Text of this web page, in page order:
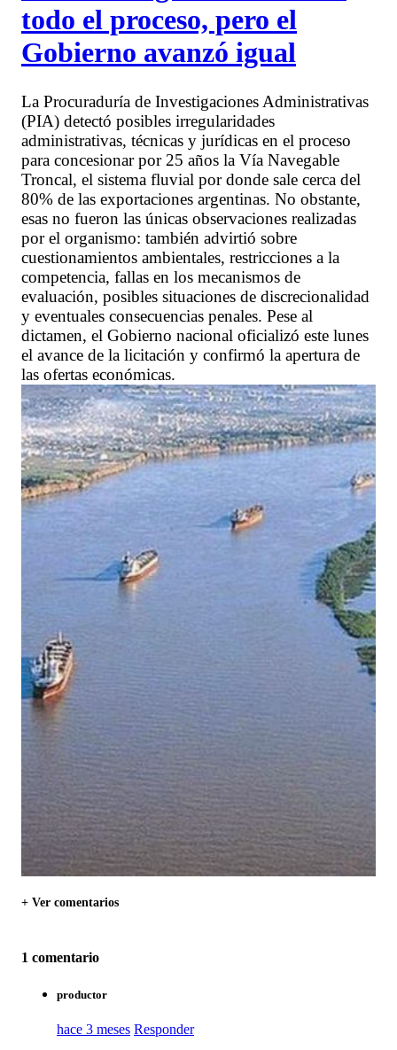
todo el proceso, pero el
Gobierno avanzó igual
La Procuraduría de Investigaciones Administrativas
(PIA) detectó posibles irregularidades
administrativas, técnicas y jurídicas en el proceso
para concesionar por 25 años la Vía Navegable
Troncal, el sistema fluvial por donde sale cerca del
80% de las exportaciones argentinas. No obstante,
esas no fueron las únicas observaciones realizadas
por el organismo: también advirtió sobre
cuestionamientos ambientales, restricciones a la
competencia, fallas en los mecanismos de
evaluación, posibles situaciones de discrecionalidad
y eventuales consecuencias penales. Pese al
dictamen, el Gobierno nacional oficializó este lunes
el avance de la licitación y confirmó la apertura de
las ofertas económicas.
+ Ver comentarios
1 comentario
productor
hace 3 meses Responder